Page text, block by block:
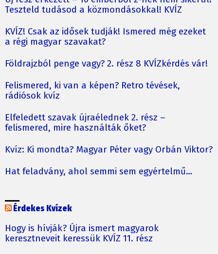
Teszteld tudásod a közmondásokkal! KVÍZ
KVÍZ! Csak az idősek tudják! Ismered még ezeket
a régi magyar szavakat?
Földrajzból penge vagy? 2. rész 8 KVÍZkérdés vár!
Felismered, ki van a képen? Retro tévések,
rádiósok kvíz
Elfeledett szavak újraélednek 2. rész –
felismered, mire használták őket?
Kvíz: Ki mondta? Magyar Péter vagy Orbán Viktor?
Hat feladvány, ahol semmi sem egyértelmű…
Érdekes Kvízek
Hogy is hívják? Újra ismert magyarok
keresztneveit keressük KVÍZ 11. rész